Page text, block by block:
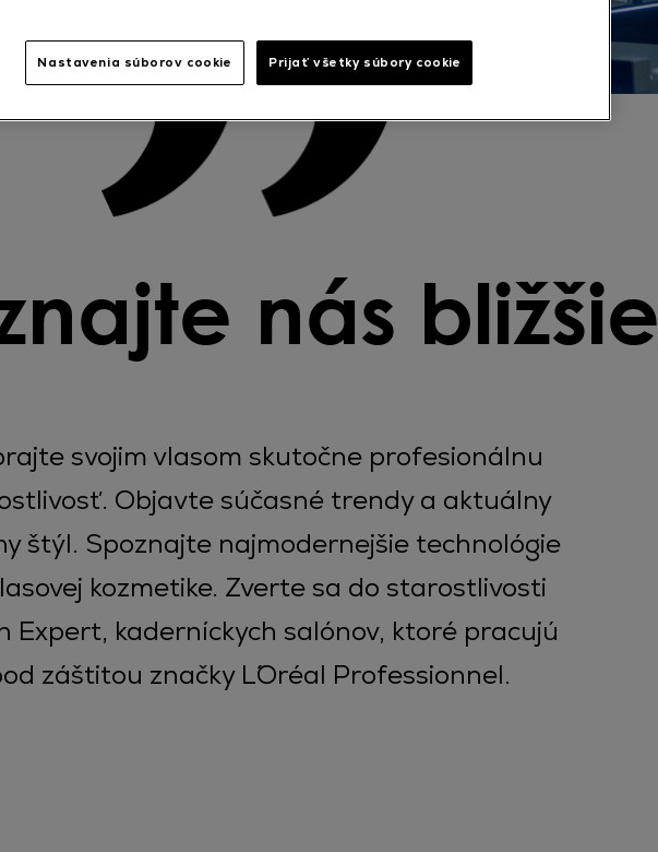
nás bližšie
svojim vlasom skutočne profesionálnu
Objavte súčasné trendy a aktuálny
štýl. Spoznajte najmodernejšie technológie
kozmetike. Zverte sa do starostlivosti
Expert, kaderníckych salónov, ktoré pracujú
záštitou značky L´Oréal Professionnel.
Nastavenia súborov cookie Prijať všetky súbory cookie